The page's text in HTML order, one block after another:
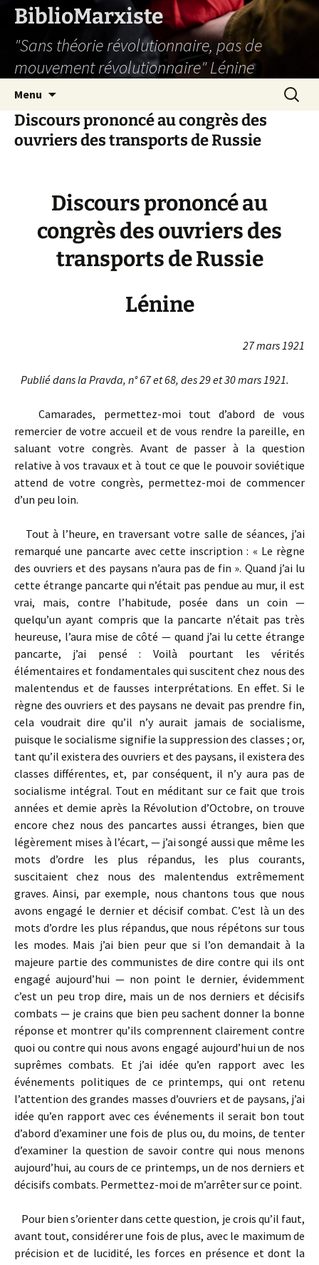
Aller
contenu
BiblioMarxiste
"Sans théorie révolutionnaire, pas de
mouvement révolutionnaire" Lénine
Menu
Discours prononcé au congrès des
ouvriers des transports de Russie
Discours prononcé au
congrès des ouvriers des
transports de Russie
Lénine
27 mars 1921
Publié dans la Pravda, n° 67 et 68, des 29 et 30 mars 1921.
Camarades, permettez-moi tout d’abord de vous
remercier de votre accueil et de vous rendre la pareille, en
saluant votre congrès. Avant de passer à la question
relative à vos travaux et à tout ce que le pouvoir soviétique
attend de votre congrès, permettez-moi de commencer
d’un peu loin.
Tout à l’heure, en traversant votre salle de séances, j’ai
remarqué une pancarte avec cette inscription : « Le règne
des ouvriers et des paysans n’aura pas de fin ». Quand j’ai lu
cette étrange pancarte qui n’était pas pendue au mur, il est
vrai, mais, contre l’habitude, posée dans un coin —
quelqu’un ayant compris que la pancarte n’était pas très
heureuse, l’aura mise de côté — quand j’ai lu cette étrange
pancarte, j’ai pensé : Voilà pourtant les vérités
élémentaires et fondamentales qui suscitent chez nous des
malentendus et de fausses interprétations. En effet. Si le
règne des ouvriers et des paysans ne devait pas prendre fin,
cela voudrait dire qu’il n’y aurait jamais de socialisme,
puisque le socialisme signifie la suppression des classes ; or,
tant qu’il existera des ouvriers et des paysans, il existera des
classes différentes, et, par conséquent, il n’y aura pas de
socialisme intégral. Tout en méditant sur ce fait que trois
années et demie après la Révolution d’Octobre, on trouve
encore chez nous des pancartes aussi étranges, bien que
légèrement mises à l’écart, — j’ai songé aussi que même les
mots d’ordre les plus répandus, les plus courants,
suscitaient chez nous des malentendus extrêmement
graves. Ainsi, par exemple, nous chantons tous que nous
avons engagé le dernier et décisif combat. C’est là un des
mots d’ordre les plus répandus, que nous répétons sur tous
les modes. Mais j’ai bien peur que si l’on demandait à la
majeure partie des communistes de dire contre qui ils ont
engagé aujourd’hui — non point le dernier, évidemment
c’est un peu trop dire, mais un de nos derniers et décisifs
combats — je crains que bien peu sachent donner la bonne
réponse et montrer qu’ils comprennent clairement contre
quoi ou contre qui nous avons engagé aujourd’hui un de nos
suprêmes combats. Et j’ai idée qu’en rapport avec les
événements politiques de ce printemps, qui ont retenu
l’attention des grandes masses d’ouvriers et de paysans, j’ai
idée qu’en rapport avec ces événements il serait bon tout
d’abord d’examiner une fois de plus ou, du moins, de tenter
d’examiner la question de savoir contre qui nous menons
aujourd’hui, au cours de ce printemps, un de nos derniers et
décisifs combats. Permettez-moi de m’arrêter sur ce point.
Pour bien s’orienter dans cette question, je crois qu’il faut,
avant tout, considérer une fois de plus, avec le maximum de
précision et de lucidité, les forces en présence et dont la